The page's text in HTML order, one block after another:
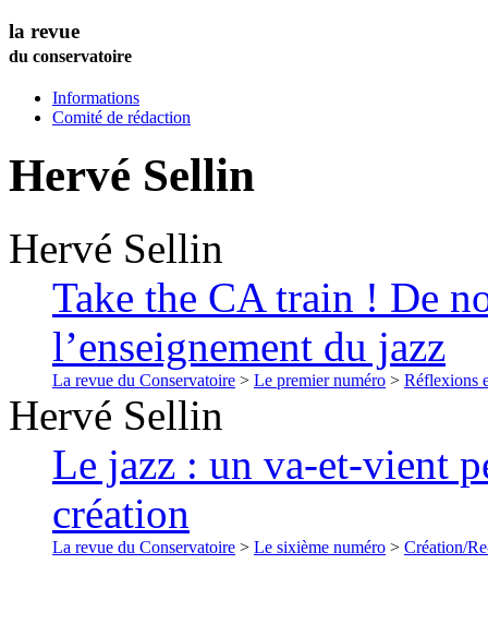
la revue
du conservatoire
Informations
Comité de rédaction
Hervé Sellin
Hervé Sellin
Take the CA train ! De
l’enseignement du jazz
La revue du Conservatoire > Le premier numéro > Réflexions
Hervé Sellin
Le jazz : un va-et-vient
création
La revue du Conservatoire > Le sixième numéro > Création/